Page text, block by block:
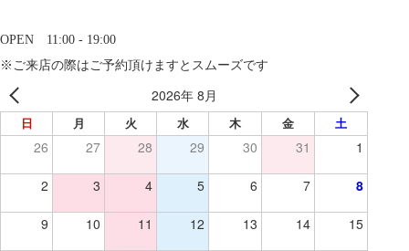
OPEN 11:00 - 19:00
※ご来店の際はご予約頂けますとスムーズです
2026年 8月
日 月 火 水 木 金 土
26 27 28 29 30 31 1
2 3 4 5 6 7 8
9 10 11 12 13 14 15